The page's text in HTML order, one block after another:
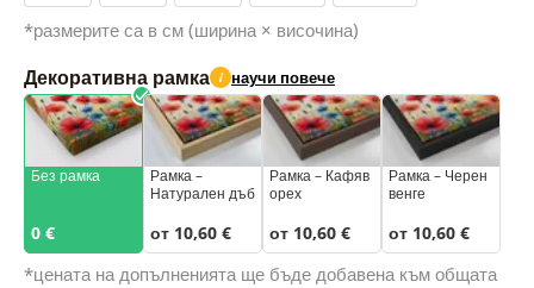
*размерите са в см (ширина × височина)
Декоративна рамка i научи повече
Без рамка
0 €
Рамка –
Натурален дъб
от 10,60 €
Рамка – Кафяв
орех
от 10,60 €
Рамка – Черен
венге
от 10,60 €
*цената на допълненията ще бъде добавена към общата